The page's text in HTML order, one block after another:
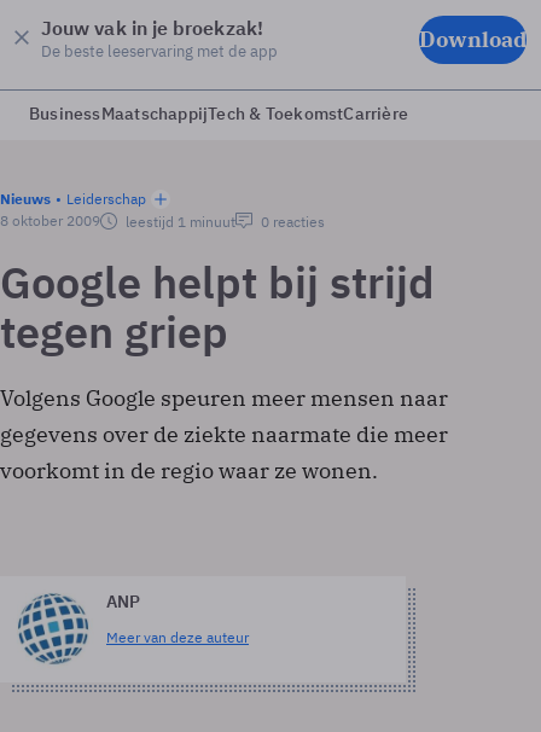
Jouw vak in je broekzak!
De beste leeservaring met de app Download
BusinessMaatschappijTech & ToekomstCarrière
Nieuws
Leiderschap
8 oktober 2009
leestijd 1 minuut 0 reacties
Google helpt bij strijd
tegen griep
Volgens Google speuren meer mensen naar
gegevens over de ziekte naarmate die meer
voorkomt in de regio waar ze wonen.
ANP
Meer van deze auteur